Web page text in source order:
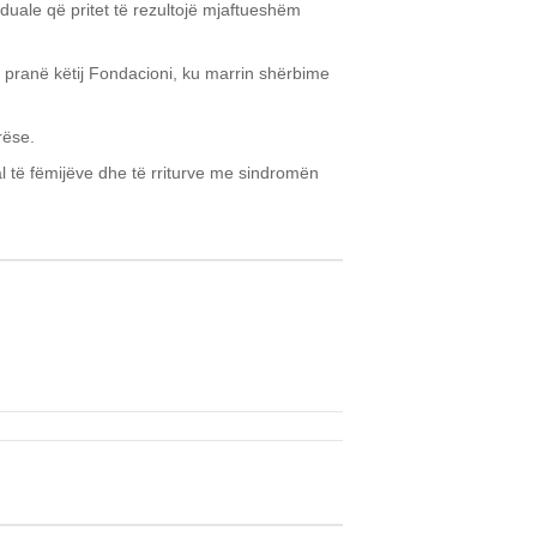
që pritet të rezultojë mjaftueshëm
këtij Fondacioni, ku marrin shërbime
të fëmijëve dhe të rriturve me sindromën